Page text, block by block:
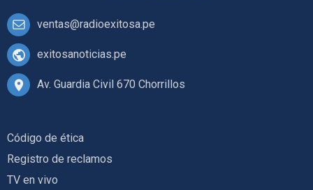
ventas@radioexitosa.pe
exitosanoticias.pe
Av. Guardia Civil 670 Chorrillos
Código de ética
Registro de reclamos
TV en vivo